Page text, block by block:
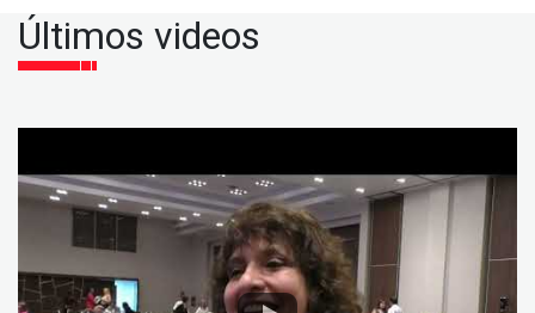
Últimos videos